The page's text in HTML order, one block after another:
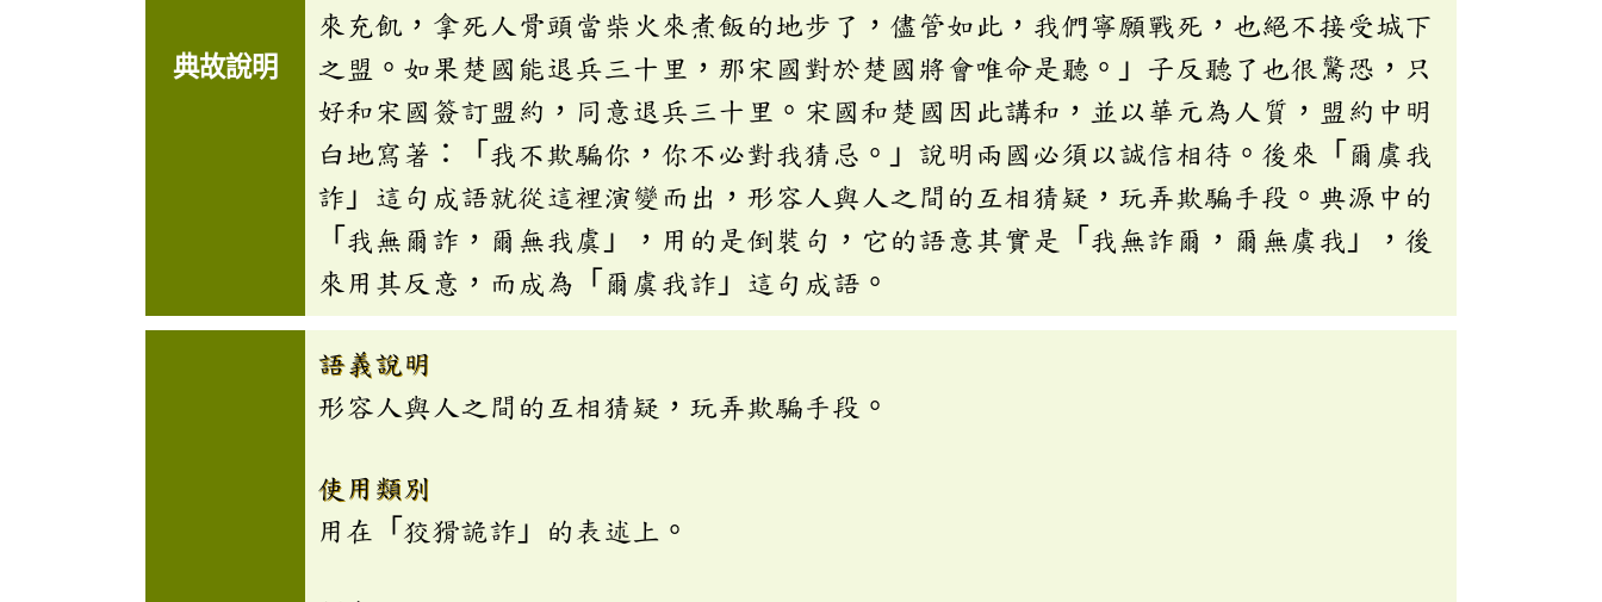
典故說明
來充飢，拿死人骨頭當柴火來煮飯的地步了，儘管如此，我們寧願戰死，也絕不接受城下
之盟。如果楚國能退兵三十里，那宋國對於楚國將會唯命是聽。」子反聽了也很驚恐，只
好和宋國簽訂盟約，同意退兵三十里。宋國和楚國因此講和，並以華元為人質，盟約中明
白地寫著：「我不欺騙你，你不必對我猜忌。」說明兩國必須以誠信相待。後來「爾虞我
詐」這句成語就從這裡演變而出，形容人與人之間的互相猜疑，玩弄欺騙手段。典源中的
「我無爾詐，爾無我虞」，用的是倒裝句，它的語意其實是「我無詐爾，爾無虞我」，後
來用其反意，而成為「爾虞我詐」這句成語。
語義說明
形容人與人之間的互相猜疑，玩弄欺騙手段。
使用類別
用在「狡猾詭詐」的表述上。